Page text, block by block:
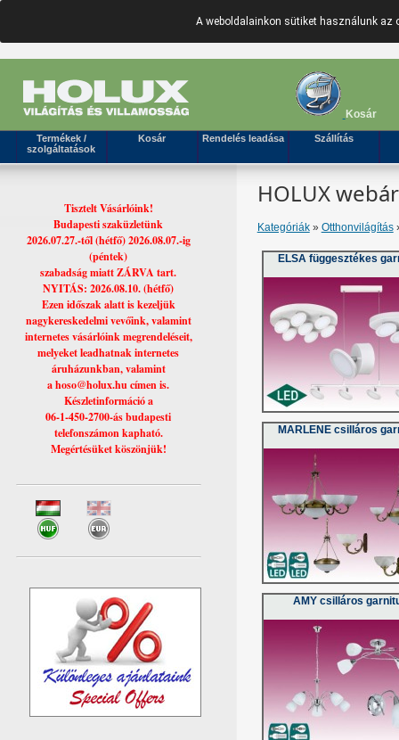
A weboldalainkon sütiket használunk
Kosár
Termékek /
szolgáltatások
Kosár Rendelés leadása Szállítás
HOLUX
Kategóriák» Otthonvilágítás
ELSA függesztékes
MARLENE csilláros
AMY csilláros
Tisztelt Vásárlóink!
Budapesti szaküzletünk
2026.07.27.-től (hétfő) 2026.08.07.-ig
(péntek)
szabadság miatt ZÁRVA tart.
NYITÁS: 2026.08.10. (hétfő)
Ezen időszak alatt is kezeljük
nagykereskedelmi vevőink, valamint
internetes vásárlóink megrendeléseit,
melyeket leadhatnak internetes
áruházunkban, valamint
a hoso@holux.hu címen is.
Készletinformáció a
06-1-450-2700-ás budapesti
telefonszámon kapható.
Megértésüket köszönjük!